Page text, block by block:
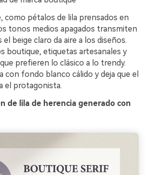
como pétalos de lila prensados en
tonos medios apagados transmiten
beige claro da aire a los diseños.
boutique, etiquetas artesanales y
prefieren lo clásico a lo trendy.
con fondo blanco cálido y deja que el
el protagonista.
de lila de herencia generado con